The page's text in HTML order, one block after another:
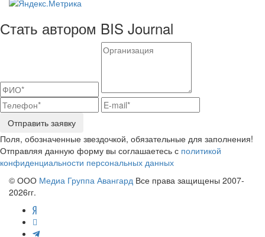
Стать автором BIS Journal
Отправить заявку
Поля, обозначенные звездочкой, обязательные для заполнения!
Отправляя данную форму вы соглашаетесь с политикой
конфиденциальности персональных данных
© ООО Медиа Группа Авангард Все права защищены 2007-
2026гг.